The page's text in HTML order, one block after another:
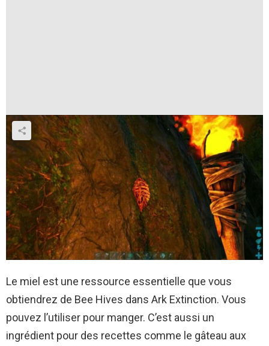
Le miel est une ressource essentielle que vous
obtiendrez de Bee Hives dans Ark Extinction. Vous
pouvez l’utiliser pour manger. C’est aussi un
ingrédient pour des recettes comme le gâteau aux